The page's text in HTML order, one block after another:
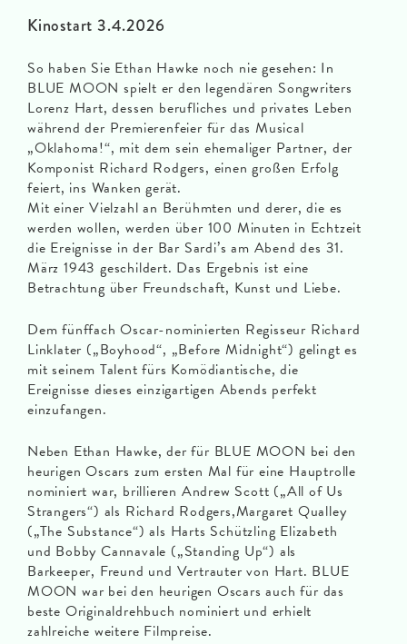
Kinostart 3.4.2026
So haben Sie Ethan Hawke noch nie gesehen: In
BLUE MOON spielt er den legendären Songwriters
Lorenz Hart, dessen berufliches und privates Leben
während der Premierenfeier für das Musical
„Oklahoma!“, mit dem sein ehemaliger Partner, der
Komponist Richard Rodgers, einen großen Erfolg
feiert, ins Wanken gerät.
Mit einer Vielzahl an Berühmten und derer, die es
werden wollen, werden über 100 Minuten in Echtzeit
die Ereignisse in der Bar Sardi’s am Abend des 31.
März 1943 geschildert. Das Ergebnis ist eine
Betrachtung über Freundschaft, Kunst und Liebe.
Dem fünffach Oscar-nominierten Regisseur Richard
Linklater („Boyhood“, „Before Midnight“) gelingt es
mit seinem Talent fürs Komödiantische, die
Ereignisse dieses einzigartigen Abends perfekt
einzufangen.
Neben Ethan Hawke, der für BLUE MOON bei den
heurigen Oscars zum ersten Mal für eine Hauptrolle
nominiert war, brillieren Andrew Scott („All of Us
Strangers“) als Richard Rodgers,Margaret Qualley
(„The Substance“) als Harts Schützling Elizabeth
und Bobby Cannavale („Standing Up“) als
Barkeeper, Freund und Vertrauter von Hart. BLUE
MOON war bei den heurigen Oscars auch für das
beste Originaldrehbuch nominiert und erhielt
zahlreiche weitere Filmpreise.